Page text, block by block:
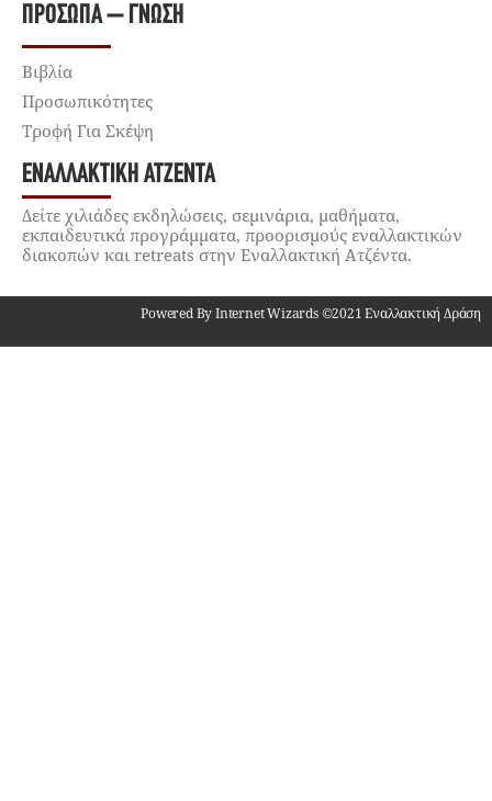
ΠΡΌΣΩΠΑ – ΓΝΏΣΗ
Βιβλία
Προσωπικότητες
Τροφή Για Σκέψη
ΕΝΑΛΛΑΚΤΙΚΉ ΑΤΖΈΝΤΑ
Δείτε χιλιάδες εκδηλώσεις, σεμινάρια, μαθήματα,
εκπαιδευτικά προγράμματα, προορισμούς εναλλακτικών
διακοπών και retreats στην Εναλλακτική Ατζέντα.
Powered By Internet Wizards ©2021 Εναλλακτική Δράση